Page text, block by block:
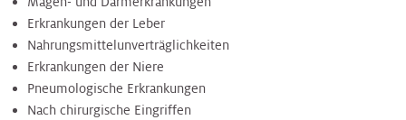
Erkrankungen der Leber
Nahrungsmittelunverträglichkeiten
Erkrankungen der Niere
Pneumologische Erkrankungen
Nach chirurgische Eingriffen